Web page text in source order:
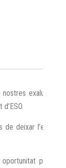
exalumnes
de deixar l’escola:
per